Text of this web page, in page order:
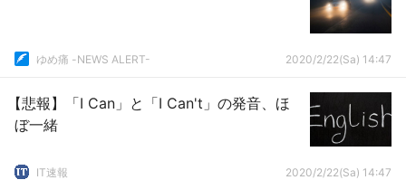
ゆめ痛 -NEWS ALERT- 2020/2/22(Sa) 14:47
【悲報】「I Can」と「I Can't」の発音、ほ
ぼ一緒
IT速報 2020/2/22(Sa) 14:47